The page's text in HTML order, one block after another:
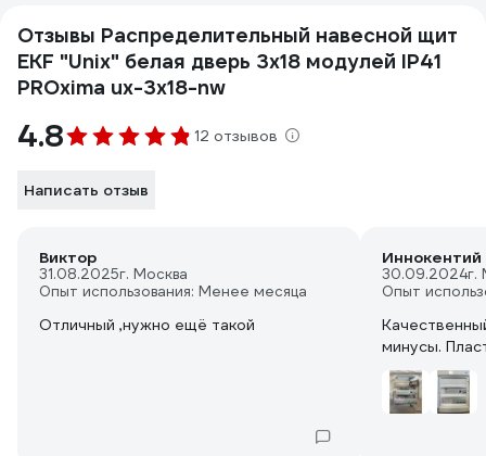
Отзывы Распределительный навесной щит
EKF "Unix" белая дверь 3х18 модулей IP41
PROxima ux-3x18-nw
4.8 12 отзывов
Написать отзыв
Виктор
31.08.2025г. Москва
Опыт использования: Менее месяца
Отличный ,нужно ещё такой
Иннокентий
30.09.2024г.
Опыт
минусы.